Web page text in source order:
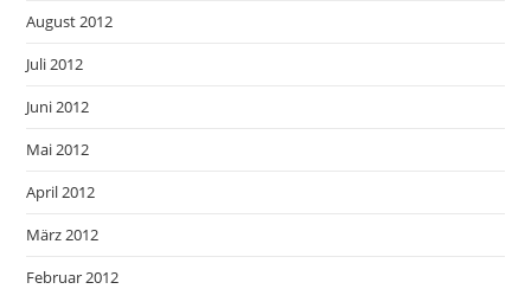
August 2012
Juli 2012
Juni 2012
Mai 2012
April 2012
März 2012
Februar 2012